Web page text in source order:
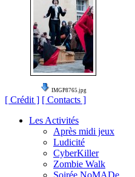
IMGP8765.jpg
[ Crédit ] [ Contacts ]
Les Activités
Après midi jeux
Ludicité
CyberKiller
Zombie Walk
Soirée NoMADe